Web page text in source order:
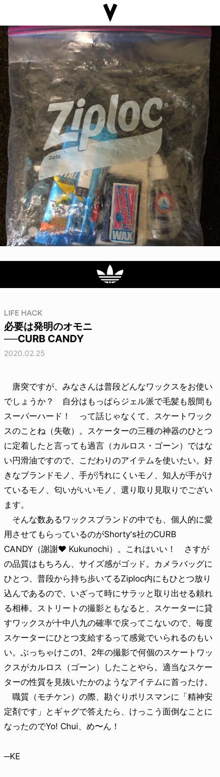
LIFE HACK
必要は発明のオモニ
──CURB CANDY
2020.02.25
唐突ですが、みなさんは普段どんなワックスをお使い
でしょうか？ 自分はもっぱらジェル派で毛髪も股間も
スーパーハード！ って話じゃなくて、スケートワック
スのことね（失敬）。スケーターの三種の神器のひとつ
に定着したと言っても過言（カルロス・ゴーン）ではな
い円滑油ですので、こだわりのアイテムを使いたい。好
きなブランドモノ、手が汚れにくいモノ、知人が手がけ
ているモノ、匂いがいいモノ、選り取り見取りでござい
ます。
そんな数あるワックスブランドの中でも、個人的に愛
用させてもらっているのがShorty's社のCURB
CANDY（謝謝♥ Kukunochi）。これはいい！ さすが
の品質はもちろん、サイズ感がゴッド。カメラバッグに
ひとつ、普段から持ち歩いてるZiploc内にもひとつ放り
込んであるので、いざって時にサラッと取り出せる頼れ
る相棒。ストリートの撮影ともなると、スケーターに貸
すワックスが十中八九の確率で戻ってこないので、毎度
スケーターにひとつ支給するって感覚でいられるのもい
い。ぶっちゃけこの1、2年の撮影で何個のスケートワッ
クスがカルロス（ゴーン）したことやら。適当なスケー
ターの性質を見抜いたかのようなアイテムに首ったけ。
職質（モチケン）の際、勘ぐりポリスマンに「精神安
定剤です」とギャグで答えたら、けっこう面倒なことに
なったのでYo! Chui、め〜ん！
─KE